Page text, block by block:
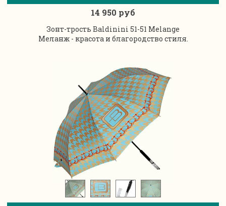
14 950 руб
Зонт-трость Baldinini 51-51 Melange
Меланж - красота и благородство стиля.